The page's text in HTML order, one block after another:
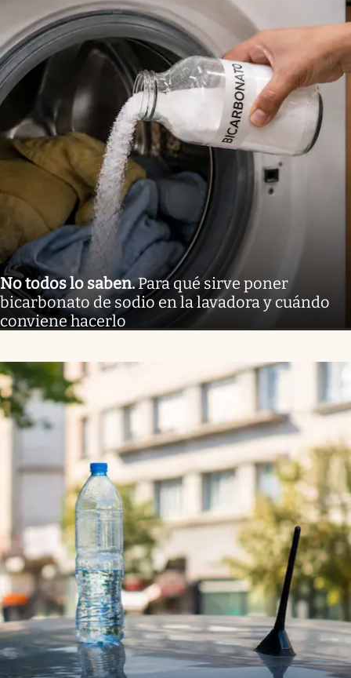
No todos lo saben.Para qué sirve poner
bicarbonato de sodio en la lavadora y cuándo
conviene hacerlo